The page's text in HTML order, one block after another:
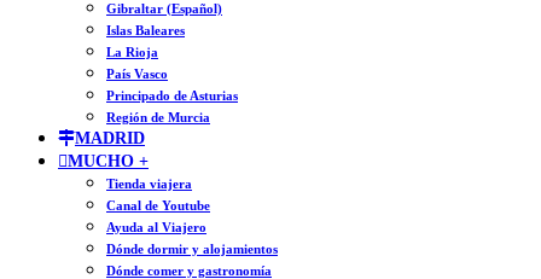
Gibraltar (Español)
Islas Baleares
La Rioja
País Vasco
Principado de Asturias
Región de Murcia
MADRID
MUCHO +
Tienda viajera
Canal de Youtube
Ayuda al Viajero
Dónde dormir y alojamientos
Dónde comer y gastronomía